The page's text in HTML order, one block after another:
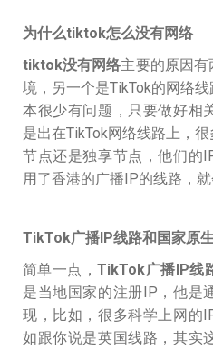
为什么tiktok怎么没有网络
tiktok没有网络主要的原因
境，另一个是TikTok的网络
本很少有问题，只要做好相
是出在TikTok网络线路上，
节点还是独享节点，他们的
用了香港的广播IP的线路，就
TikTok广播IP线路和国家原
简单一点，TikTok广播IP线
是当地国家的注册IP，他是
现，比如，很多科学上网的
如跟你说是英国线路，其实